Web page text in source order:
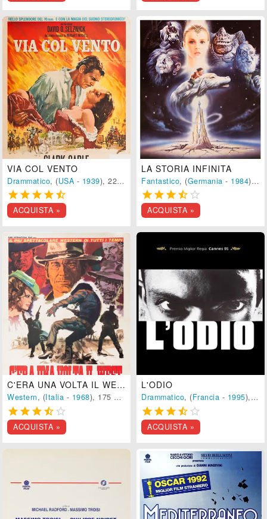
VIA COL VENTO
Drammatico, (USA - 1939), 222 min.
    
ACQUISTA »
LA STORIA INFINITA
Fantastico, (Germania - 1984), 92 min.
    
ACQUISTA »
C'ERA UNA VOLTA IL WEST
Western, (Italia - 1968), 175 min.
    
ACQUISTA »
L'ODIO
Drammatico, (Francia - 1995), 95 min.
    
ACQUISTA »